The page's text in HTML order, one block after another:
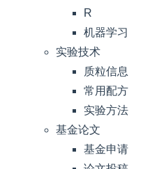
R
机器学习
实验技术
质粒信息
常用配方
实验方法
基金论文
基金申请